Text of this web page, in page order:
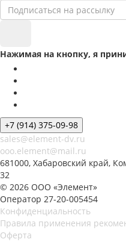
Нажимая на кнопку, я
+7 (914) 375-09-98
sales@element-dv.ru
ooo.element@mail.ru
681000, Хабаровский край,
32
© 2026 ООО «Элемент»
Оператор 27-20-005454
Конфиденциальность
Правила применения
Оферта